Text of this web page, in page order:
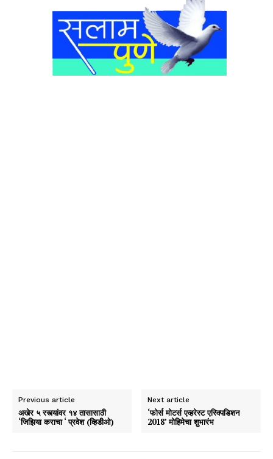
Previous article
अखेर ५ रस्त्यांवर १४ तासासाठी
‘जिझिया कराचा ‘ प्रवेश (व्हिडीओ)
Next article
‘फोर्स मोटर्स एव्हरेस्ट एस्क्पिडिशन
2018’ मोहिमेचा शुभारंभ